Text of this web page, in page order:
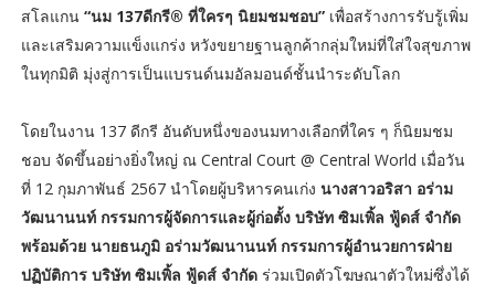
สโลแกน “นม 137ดีกรี® ที่ใครๆ นิยมชมชอบ”เพื่อสร้างการรับรู้เพิ่ม
และเสริมความแข็งแกร่ง หวังขยายฐานลูกค้ากลุ่มใหม่ที่ใส่ใจสุขภาพ
ในทุกมิติ มุ่งสู่การเป็นแบรนด์นมอัลมอนด์ชั้นนำระดับโลก
โดยในงาน 137 ดีกรี อันดับหนึ่งของนมทางเลือกที่ใคร ๆ ก็นิยมชม
ชอบ จัดขึ้นอย่างยิ่งใหญ่ ณ Central Court @ Central World เมื่อวัน
ที่ 12 กุมภาพันธ์ 2567 นำโดยผู้บริหารคนเก่ง นางสาวอริสา อร่าม
วัฒนานนท์ กรรมการผู้จัดการและผู้ก่อตั้ง บริษัท ซิมเพิ้ล ฟู้ดส์ จำกัด
พร้อมด้วย นายธนภูมิ อร่ามวัฒนานนท์ กรรมการผู้อำนวยการฝ่าย
ปฏิบัติการ บริษัท ซิมเพิ้ล ฟู้ดส์ จำกัดร่วมเปิดตัวโฆษณาตัวใหม่ซึ่งได้